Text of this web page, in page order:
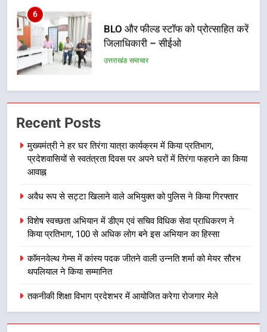
6
BLO और फील्ड स्टॉफ को प्रोत्साहित करें
जिलाधिकारी – सीईओ
उत्तराखंड समाचार
7
उत्तराखंड समाचार
8
के लिए खुद मैदान में उतरे एसएसपी दून
उत्तराखंड समाचार
मुख्यमंत्री ने हर घर तिरंगा यात्रा
से स्वतंत्रता दिवस पर अपने घरों में तिरंगा
उत्तराखंड समाचार
Recent Posts
मुख्यमंत्री ने हर घर तिरंगा यात्रा कार्यक्रम में किया प्रतिभाग,
प्रदेशवासियों से स्वतंत्रता दिवस पर अपने घरों में तिरंगा फहराने का किया
आवाह्न
अवैध रूप से सट्टा खिलाने वाले अभियुक्त को पुलिस ने किया गिरफ्तार
विशेष स्वच्छता अभियान में डीएम एवं सचिव विधिक सेवा प्राधिकरण ने
किया प्रतिभाग, 100 से अधिक लोग बने इस अभियान का हिस्सा
कॉमनवेल्थ गेम्स में कांस्य पदक जीतने वाली उन्नति शर्मा को मेयर सौरभ
थपलियाल ने किया सम्मानित
तकनीकी शिक्षा विभाग प्रदेशभर में आयोजित करेगा रोजगार मेले